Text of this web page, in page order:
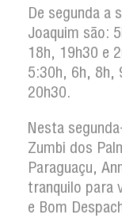
De segunda a
Joaquim são:
18h, 19h30 e
5:30h, 6h, 8h,
20h30.
Nesta
Zumbi dos
Paraguaçu,
tranquilo para
e Bom